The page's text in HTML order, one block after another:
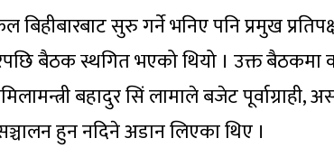
सुरु गर्ने भनिए पनि प्रमुख
बैठक स्थगित भएको थियो । उक्त बैठकमा
बहादुर सिं लामाले बजेट पूर्वाग्राही,
हुन नदिने अडान लिएका थिए ।